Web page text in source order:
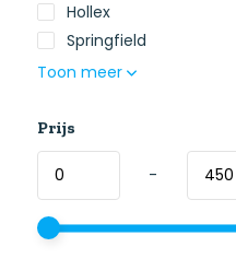
Hollex
Springfield
Toon meer
Prijs
-